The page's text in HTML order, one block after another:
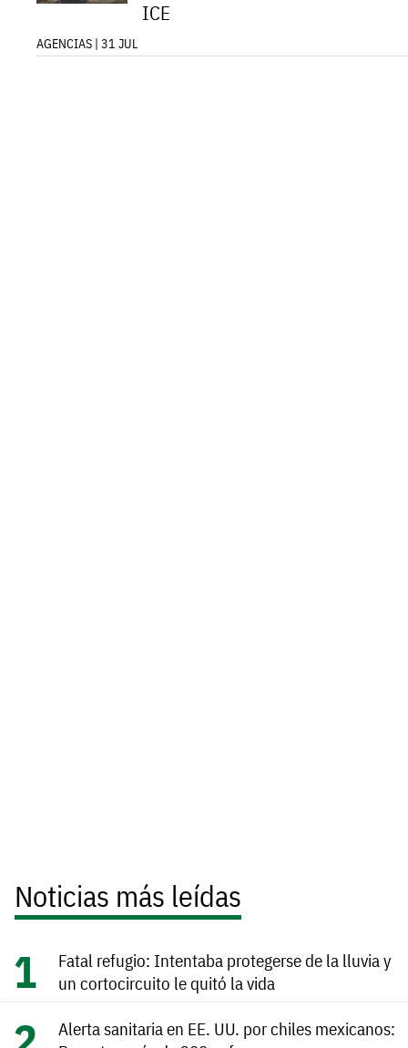
ICE
AGENCIAS | 31 JUL
Noticias más leídas
Fatal refugio: Intentaba protegerse de la lluvia y
un cortocircuito le quitó la vida
Alerta sanitaria en EE. UU. por chiles mexicanos: